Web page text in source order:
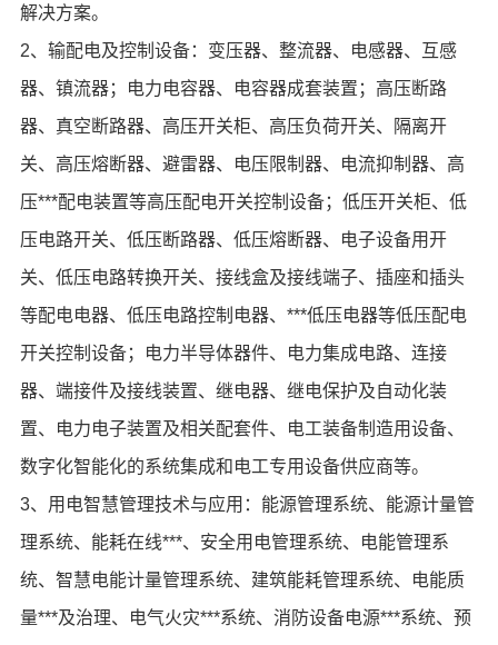
解决方案。
2、输配电及控制设备：变压器、整流器、电感器、互感
器、镇流器；电力电容器、电容器成套装置；高压断路
器、真空断路器、高压开关柜、高压负荷开关、隔离开
关、高压熔断器、避雷器、电压限制器、电流抑制器、高
压***配电装置等高压配电开关控制设备；低压开关柜、低
压电路开关、低压断路器、低压熔断器、电子设备用开
关、低压电路转换开关、接线盒及接线端子、插座和插头
等配电电器、低压电路控制电器、***低压电器等低压配电
开关控制设备；电力半导体器件、电力集成电路、连接
器、端接件及接线装置、继电器、继电保护及自动化装
置、电力电子装置及相关配套件、电工装备制造用设备、
数字化智能化的系统集成和电工专用设备供应商等。
3、用电智慧管理技术与应用：能源管理系统、能源计量管
理系统、能耗在线***、安全用电管理系统、电能管理系
统、智慧电能计量管理系统、建筑能耗管理系统、电能质
量***及治理、电气火灾***系统、消防设备电源***系统、预